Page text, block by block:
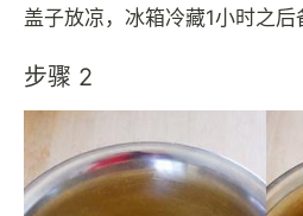
盖子放凉，冰箱冷藏1小时之后
步骤 2